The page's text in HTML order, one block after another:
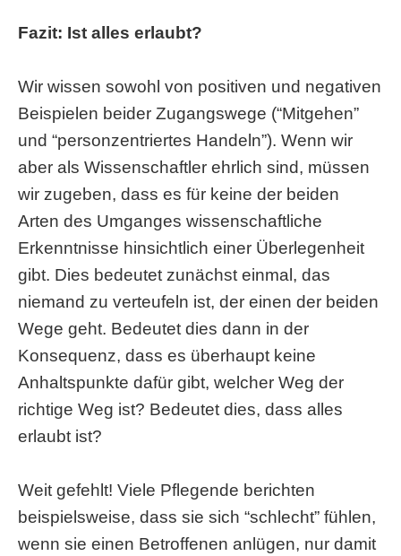
Fazit: Ist alles erlaubt?
Wir wissen sowohl von positiven und negativen
Beispielen beider Zugangswege (“Mitgehen”
und “personzentriertes Handeln”). Wenn wir
aber als Wissenschaftler ehrlich sind, müssen
wir zugeben, dass es für keine der beiden
Arten des Umganges wissenschaftliche
Erkenntnisse hinsichtlich einer Überlegenheit
gibt. Dies bedeutet zunächst einmal, das
niemand zu verteufeln ist, der einen der beiden
Wege geht. Bedeutet dies dann in der
Konsequenz, dass es überhaupt keine
Anhaltspunkte dafür gibt, welcher Weg der
richtige Weg ist? Bedeutet dies, dass alles
erlaubt ist?
Weit gefehlt! Viele Pflegende berichten
beispielsweise, dass sie sich “schlecht” fühlen,
wenn sie einen Betroffenen anlügen, nur damit